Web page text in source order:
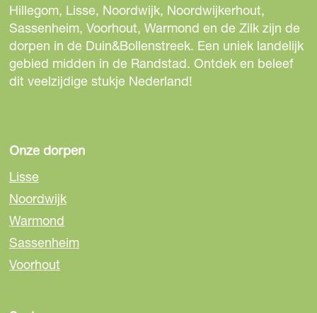
d
e
z
e
p
n
a
o
p
F
a
c
e
o
d
e
z
e
p
n
o
p
e
-
m
a
d
e
z
e
p
n
p
W
h
Hillegom, Lisse, Noordwijk, Noordwijkerhout,
Sassenheim, Voorhout, Warmond en de Zilk zijn de
dorpen in de Duin&Bollenstreek. Een uniek landelijk
gebied midden in de Randstad. Ontdek en beleef
dit veelzijdige stukje Nederland!
Onze dorpen
Lisse
Noordwijk
Warmond
Sassenheim
Voorhout